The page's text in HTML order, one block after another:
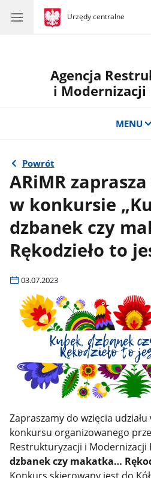
gov.pl
Urzędy centralne
gov.pl
Urzędy
Agencja
i Modernizacji
MENU
Powrót
ARiMR
w konkursie
dzbanek czy
Rękodzieło to
03.07.2023
Zapraszamy do wzięcia
konkursu organizowanego
Restrukturyzacji i Modernizacji
dzbanek czy makatka…